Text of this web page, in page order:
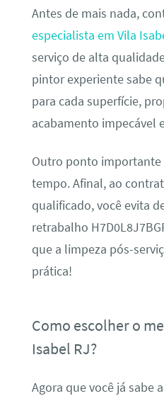
Antes de mais nada,
especialista em Vila
serviço de alta
pintor experiente sabe
para cada superfície,
acabamento impecável
Outro ponto importante
tempo. Afinal, ao
qualificado, você evita
retrabalho
que a limpeza pós-
prática!
Como escolher o
Isabel RJ?
Agora que você já sabe